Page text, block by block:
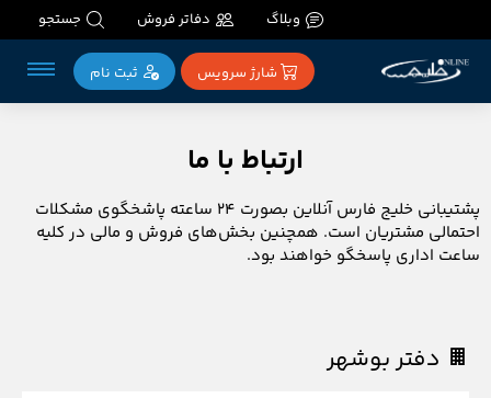
وبلاگ دفاتر فروش جستجو
شارژ سرویس ثبت‌ نام
ارتباط با ما
پشتیبانی خلیج فارس آنلاین بصورت ۲۴ ساعته پاشخگوی مشکلات
احتمالی مشتریان است. همچنین بخش‌های فروش و مالی در کلیه
ساعت اداری پاسخگو خواهند بود.
دفتر بوشهر